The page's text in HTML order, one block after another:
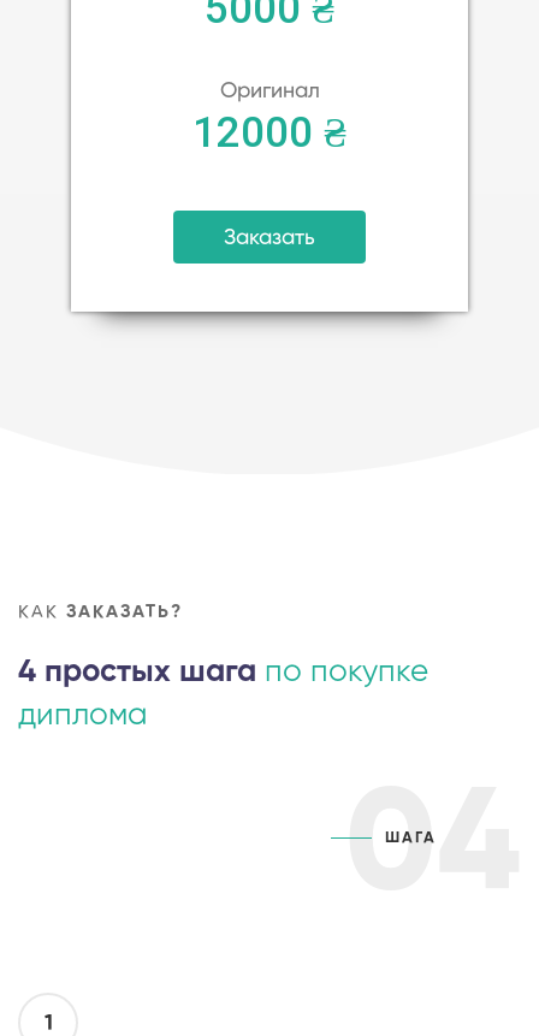
Оригинал
12000 ₴
Заказать
КАК ЗАКАЗАТЬ?
4 простых шага по покупке
диплома
04
ШАГА
1